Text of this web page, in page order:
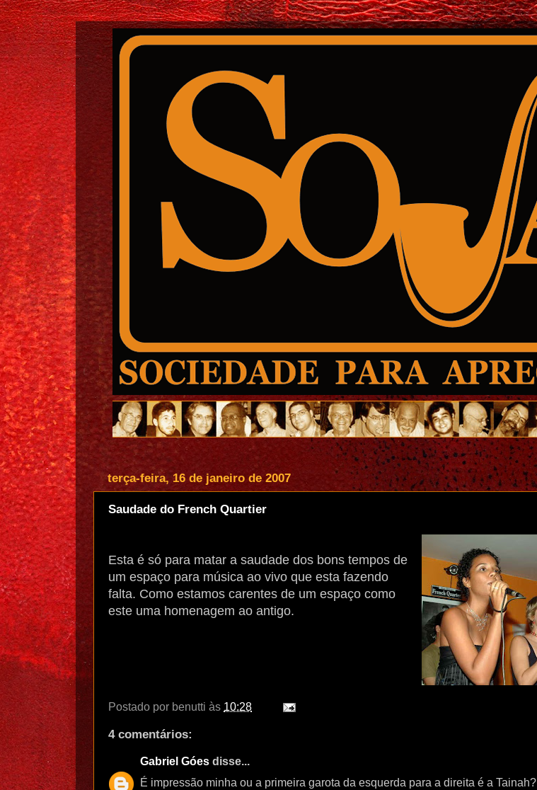
terça-feira, 16 de janeiro de 2007
Saudade do French Quartier
Esta é só para matar a saudade dos bons tempos de
um espaço para música ao vivo que esta fazendo
falta. Como estamos carentes de um espaço como
este uma homenagem ao antigo.
Postado por benutti às 10:28
4 comentários:
Gabriel Góes disse...
É impressão minha ou a primeira garota da esquerda para a direita é a Tainah?